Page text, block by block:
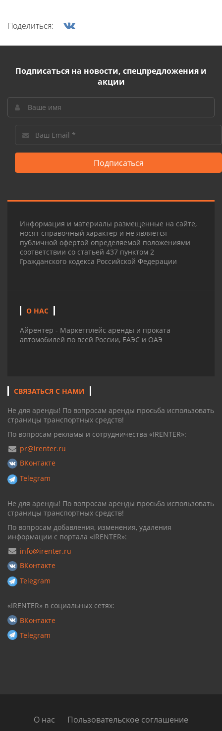
Поделиться:
Подписаться на новости, спецпредложения и
акции
Подписаться
Информация и материалы размещенные на сайте,
носят справочный характер и не является
публичной офертой определяемой положениями
соответствии со статьей 437 пунктом 2
Гражданского кодекса Российской Федерации
О НАС
Айрентер - Маркетплейс аренды и проката
автомобилей по всей России, ЕАЭС и ОАЭ
СВЯЗАТЬСЯ С НАМИ
Не для аренды! По вопросам аренды просьба использовать
страницы транспортных средств!
По вопросам рекламы и сотрудничества «IRENTER»:
pr@irenter.ru
ВКонтакте
Telegram
Не для аренды! По вопросам аренды просьба использовать
страницы транспортных средств!
По вопросам добавления, изменения, удаления
информации с портала «IRENTER»:
info@irenter.ru
ВКонтакте
Telegram
«IRENTER» в социальных сетях:
ВКонтакте
Telegram
О нас
Пользовательское соглашение